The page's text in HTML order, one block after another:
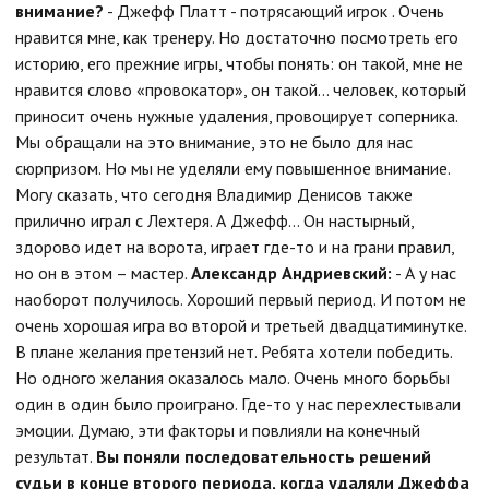
внимание? - Джефф Платт - потрясающий игрок . Очень
нравится мне, как тренеру. Но достаточно посмотреть его
историю, его прежние игры, чтобы понять: он такой, мне не
нравится слово «провокатор», он такой... человек, который
приносит очень нужные удаления, провоцирует соперника.
Мы обращали на это внимание, это не было для нас
сюрпризом. Но мы не уделяли ему повышенное внимание.
Могу сказать, что сегодня Владимир Денисов также
прилично играл с Лехтеря. А Джефф… Он настырный,
здорово идет на ворота, играет где-то и на грани правил,
но он в этом – мастер. Александр Андриевский: - А у нас
наоборот получилось. Хороший первый период. И потом не
очень хорошая игра во второй и третьей двадцатиминутке.
В плане желания претензий нет. Ребята хотели победить.
Но одного желания оказалось мало. Очень много борьбы
один в один было проиграно. Где-то у нас перехлестывали
эмоции. Думаю, эти факторы и повлияли на конечный
результат. Вы поняли последовательность решений
судьи в конце второго периода, когда удаляли Джеффа